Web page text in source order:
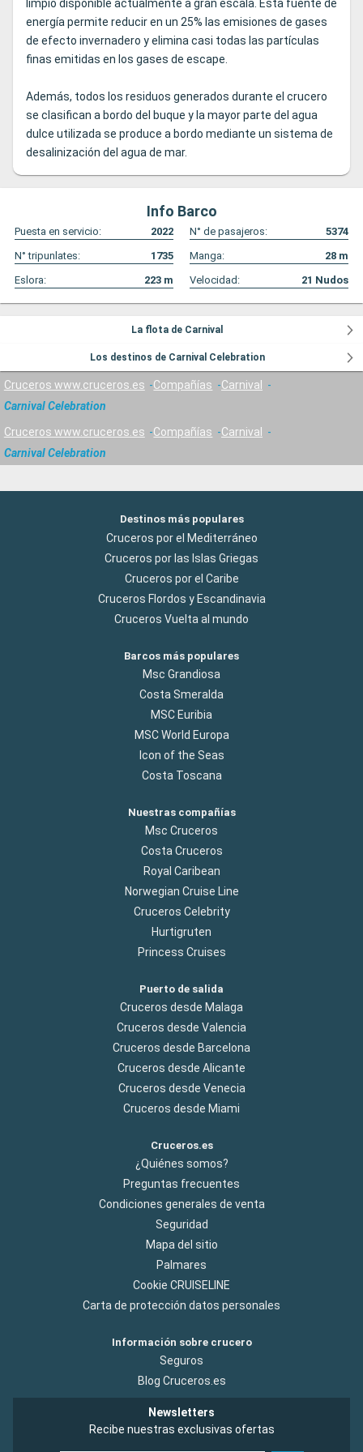
limpio disponible actualmente a gran escala. Esta fuente de
energía permite reducir en un 25% las emisiones de gases
de efecto invernadero y elimina casi todas las partículas
finas emitidas en los gases de escape.
Además, todos los residuos generados durante el crucero
se clasifican a bordo del buque y la mayor parte del agua
dulce utilizada se produce a bordo mediante un sistema de
desalinización del agua de mar.
Info Barco
Puesta en servicio: 2022 N° de pasajeros:
5374
N° tripunlates:
1735 Manga: 28 m
Eslora:
223 m Velocidad: 21 Nudos
La flota de Carnival
Los destinos de Carnival Celebration
Cruceros www.cruceros.es Compañías
Carnival
Carnival Celebration
Cruceros www.cruceros.es Compañías
Carnival
Carnival Celebration
Destinos más populares
Cruceros por el Mediterráneo
Cruceros por las Islas Griegas
Cruceros por el Caribe
Cruceros Flordos y Escandinavia
Cruceros Vuelta al mundo
Barcos más populares
Msc Grandiosa
Costa Smeralda
MSC Euribia
MSC World Europa
Icon of the Seas
Costa Toscana
Nuestras compañías
Msc Cruceros
Costa Cruceros
Royal Caribean
Norwegian Cruise Line
Cruceros Celebrity
Hurtigruten
Princess Cruises
Puerto de salida
Cruceros desde Malaga
Cruceros desde Valencia
Cruceros desde Barcelona
Cruceros desde Alicante
Cruceros desde Venecia
Cruceros desde Miami
Cruceros.es
¿Quiénes somos?
Preguntas frecuentes
Condiciones generales de venta
Seguridad
Mapa del sitio
Palmares
Cookie CRUISELINE
Carta de protección datos personales
Información sobre crucero
Seguros
Blog Cruceros.es
Newsletters
Recibe nuestras exclusivas ofertas